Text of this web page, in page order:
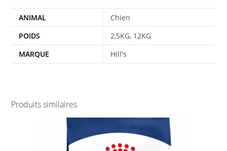
ANIMAL
Chien
POIDS
2,5KG, 12KG
MARQUE
Hill's
Produits similaires